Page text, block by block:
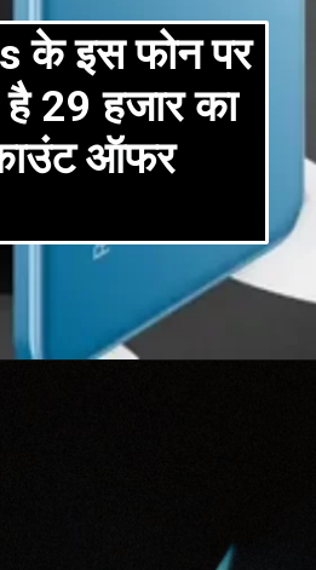
के इस फोन पर
है 29 हजार का
ऑफर